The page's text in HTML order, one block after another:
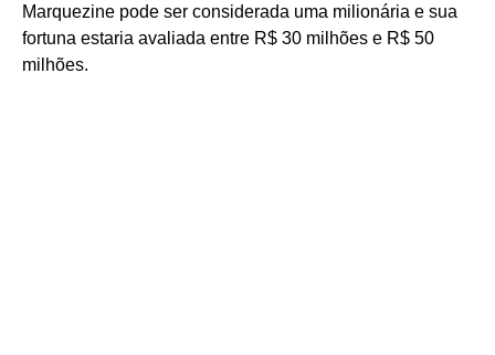
Marquezine pode ser considerada uma milionária e sua
fortuna estaria avaliada entre R$ 30 milhões e R$ 50
milhões.